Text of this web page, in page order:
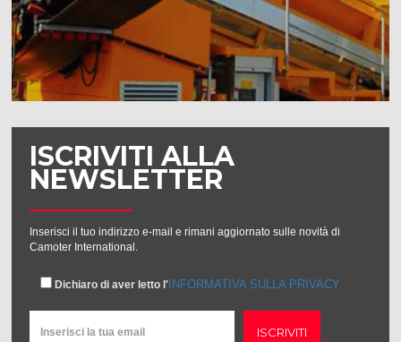
ISCRIVITI ALLA
NEWSLETTER
Inserisci il tuo indirizzo e-mail e rimani aggiornato sulle novità di
Camoter International.
Dichiaro di aver letto l' INFORMATIVA SULLA PRIVACY
ISCRIVITI